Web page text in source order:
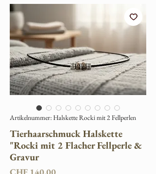
Artikelnummer: Halskette Rocki mit 2 Fellperlen
Tierhaarschmuck Halskette
"Rocki mit 2 Flacher Fellperle &
Gravur